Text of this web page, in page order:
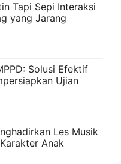
Tapi Sepi Interaksi
yang Jarang
Solusi Efektif
Ujian
Les Musik
Anak